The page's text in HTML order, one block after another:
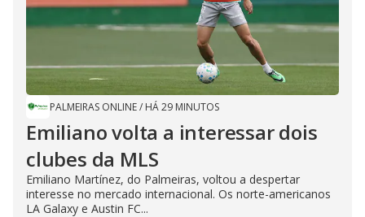
PALMEIRAS ONLINE/ HÁ 29 MINUTOS
Emiliano volta a interessar dois
clubes da MLS
Emiliano Martínez, do Palmeiras, voltou a despertar
interesse no mercado internacional. Os norte-americanos
LA Galaxy e Austin FC...